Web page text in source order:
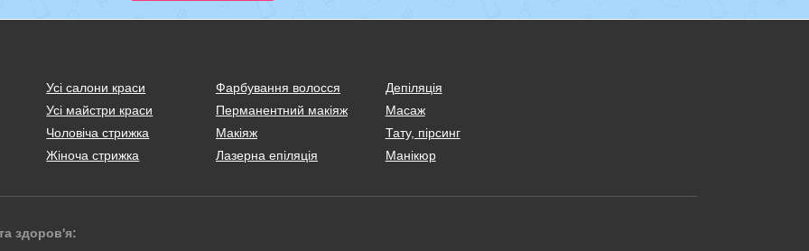
Усі салони краси
Усі майстри краси
Чоловіча стрижка
Жіноча стрижка
Фарбування волосся
Перманентний макіяж
Макіяж
Лазерна епіляція
Депіляція
Масаж
Тату, пірсинг
Манікюр
здоров'я: